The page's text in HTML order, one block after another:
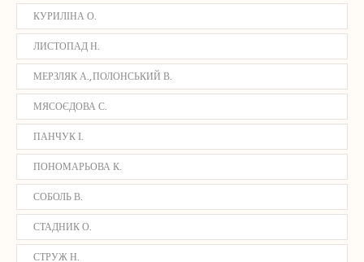
КУРИЛІНА О.
ЛИСТОПАД Н.
МЕРЗЛЯК А., ПОЛОНСЬКИЙ В.
МЯСОЄДОВА С.
ПАНЧУК І.
ПОНОМАРЬОВА К.
СОБОЛЬ В.
СТАДНИК О.
СТРУЖ Н.